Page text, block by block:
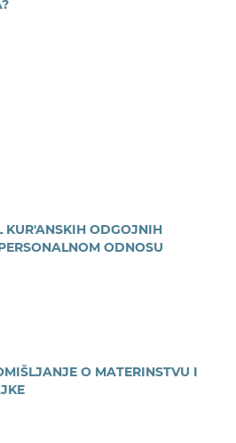
KUR'ANSKIH ODGOJNIH
ODNOSU
O MATERINSTVU I